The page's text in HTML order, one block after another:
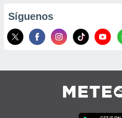
Síguenos